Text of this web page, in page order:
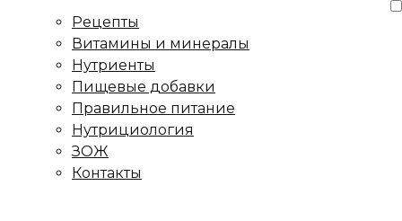
Рецепты
Витамины и минералы
Нутриенты
Пищевые добавки
Правильное питание
Нутрициология
ЗОЖ
Контакты